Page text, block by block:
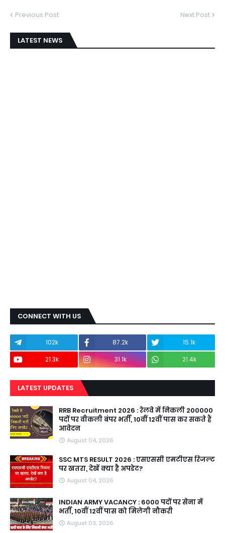
Previous Post Next Post
LATEST NEWS
CONNECT WITH US
102k 87.2k
15.1k
21.3k
31.1k 21.4k
LATEST UPDATES
RRB Recruitment 2026 : रेलवे में निकली 200000
पदों पर वीकली बंपर भर्ती, 10वीं 12वीं पास कर सकते हैं
आवेदन
August 04, 2026
SSC MTS RESULT 2026 : एसएससी एमटीएस रिजल्ट
पर खतरा, देखें क्या है अपडेट?
August 04, 2026
INDIAN ARMY VACANCY : 6000 पदों पर सेना में
भर्ती, 10वीं 12वीं पास को मिलेगी नौकरी
August 03, 2026